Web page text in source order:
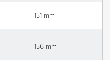
151 mm
156 mm